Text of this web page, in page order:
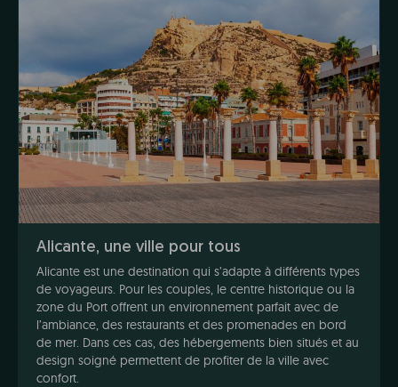
Alicante, une ville pour tous
Alicante est une destination qui s’adapte à différents types
de voyageurs. Pour les couples, le centre historique ou la
zone du Port offrent un environnement parfait avec de
l’ambiance, des restaurants et des promenades en bord
de mer. Dans ces cas, des hébergements bien situés et au
design soigné permettent de profiter de la ville avec
confort.